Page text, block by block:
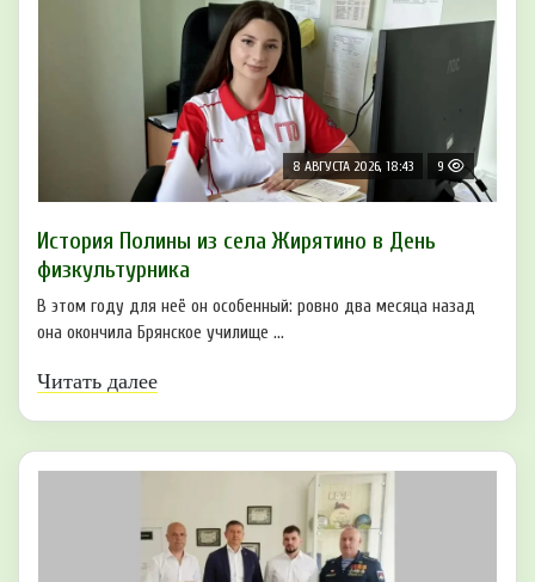
8 АВГУСТА 2026, 18:43 9
История Полины из села Жирятино в День
физкультурника
В этом году для неё он особенный: ровно два месяца назад
она окончила Брянское училище ...
Читать далее